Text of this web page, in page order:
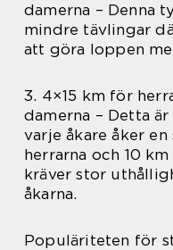
damerna – Denna
mindre tävlingar
att göra loppen
3. 4×15 km för
damerna – Detta
varje åkare åker
herrarna och 10
kräver stor
åkarna.
Populäriteten för